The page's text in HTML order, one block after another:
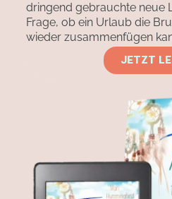
dringend gebrauchte neue
Frage, ob ein Urlaub die
wieder zusammenfügen
JETZT